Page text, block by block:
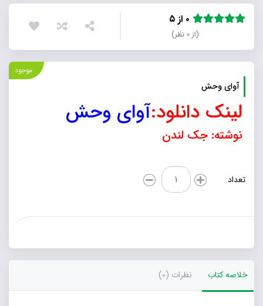
(از ۰ نظر)
موجود
آوای وحش
لینک دانلود:آوای وحش
نوشته: جک لندن
تعداد
آوای
وحش
عدد
خلاصه کتاب نظرات (0)